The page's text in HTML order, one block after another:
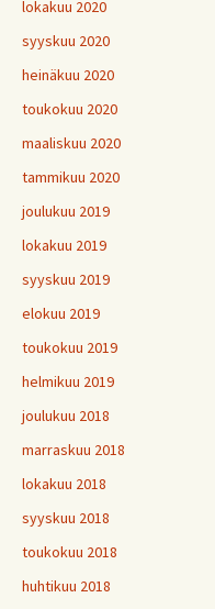
lokakuu 2020
syyskuu 2020
heinäkuu 2020
toukokuu 2020
maaliskuu 2020
tammikuu 2020
joulukuu 2019
lokakuu 2019
syyskuu 2019
elokuu 2019
toukokuu 2019
helmikuu 2019
joulukuu 2018
marraskuu 2018
lokakuu 2018
syyskuu 2018
toukokuu 2018
huhtikuu 2018